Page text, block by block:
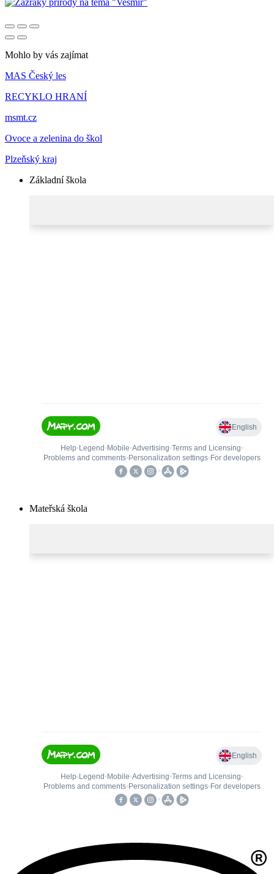
Mohlo by vás zajímat
MAS Český les
RECYKLO HRANÍ
msmt.cz
Ovoce a zelenina do škol
Plzeňský kraj
Základní škola
Mateřská škola